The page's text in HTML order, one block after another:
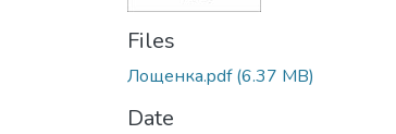
Files
Лощенка.pdf(6.37 MB)
Date